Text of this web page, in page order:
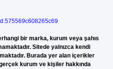
bir marka, kurum veya şahıs
Sitede yalnızca kendi
Burada yer alan içerikler
kurum ve kişiler hakkında